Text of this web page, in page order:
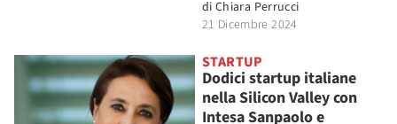
di Chiara Perrucci
21 Dicembre 2024
STARTUP
Dodici startup italiane
nella Silicon Valley con
Intesa Sanpaolo e